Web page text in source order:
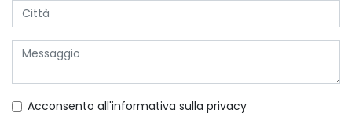
Acconsento all'informativa sulla privacy